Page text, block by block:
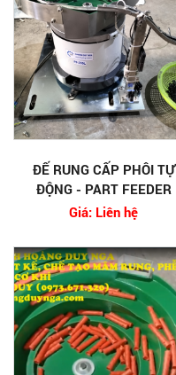
ĐẾ RUNG CẤP PHÔI TỰ
ĐỘNG - PART FEEDER
Giá: Liên hệ